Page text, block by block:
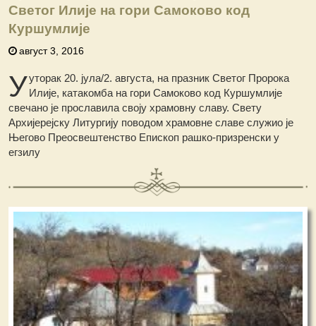
Светог Илије на гори Самоково код
Куршумлије
август 3, 2016
Ууторак 20. јула/2. августа, на празник Светог Пророка
Илије, катакомба на гори Самоково код Куршумлије
свечано је прославила своју храмовну славу. Свету
Архијерејску Литургију поводом храмовне славе служио је
Његово Преосвештенство Епископ рашко-призренски у
егзилу